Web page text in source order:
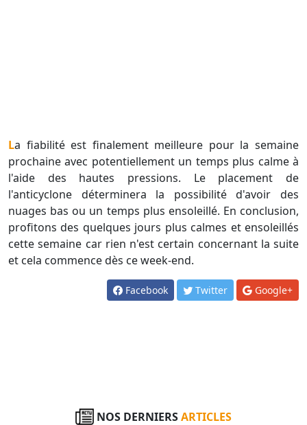
La fiabilité est finalement meilleure pour la semaine
prochaine avec potentiellement un temps plus calme à
l'aide des hautes pressions. Le placement de
l'anticyclone déterminera la possibilité d'avoir des
nuages bas ou un temps plus ensoleillé. En conclusion,
profitons des quelques jours plus calmes et ensoleillés
cette semaine car rien n'est certain concernant la suite
et cela commence dès ce week-end.
Facebook Twitter Google+
NOS DERNIERSARTICLES